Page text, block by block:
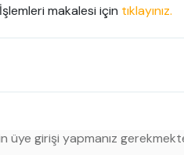
makalesi için tıklayınız.